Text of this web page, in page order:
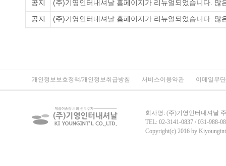
공지 (주)기영인터내셔날 홈페이지가 리뉴얼되었습니다. 많
공지 (주)기영인터내셔날 홈페이지가 리뉴얼되었습니다. 많
개인정보보호정책/개인정보취급방침 서비스이용약관 이메일무
회사명: (주)기영인터내셔날
TEL: 02-3141-0837 / 031-988-
Copyright(c) 2016 by